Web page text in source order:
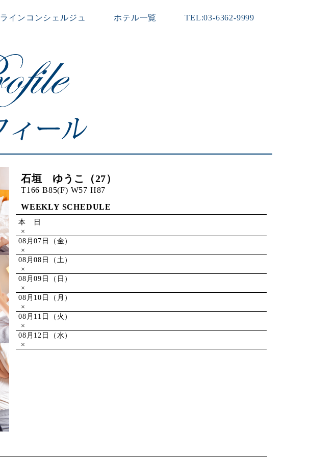
ラインコンシェルジュ ホテル一覧 TEL:03-6362-9999
石垣 ゆうこ（27）
T166 B85(F) W57 H87
WEEKLY SCHEDULE
本 日
×
08月07日（金）
×
08月08日（土）
×
08月09日（日）
×
08月10日（月）
×
08月11日（火）
×
08月12日（水）
×